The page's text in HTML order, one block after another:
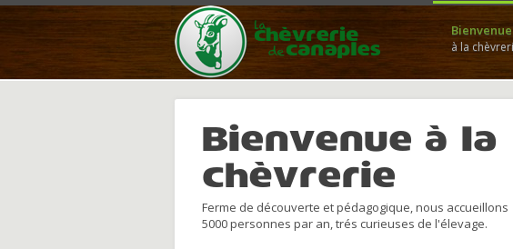
Bienvenue
à la
Bienvenue à la
chèvrerie
Ferme de découverte et pédagogique, nous accueillons
5000 personnes par an, trés curieuses de l'élevage.